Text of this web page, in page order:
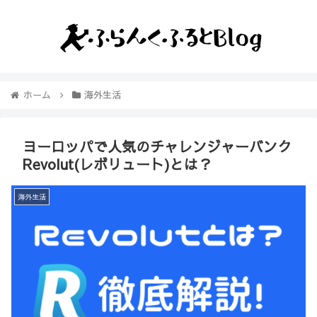
ホーム 海外生活
ヨーロッパで人気のチャレンジャーバンク
Revolut(レボリュート)とは？
海外生活